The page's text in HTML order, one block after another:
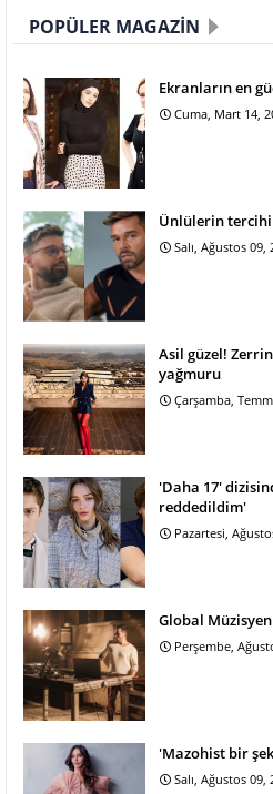
POPÜLER MAGAZIN
Ekranların en
Cuma, Mart 14,
Ünlülerin
Salı, Ağustos 09,
Asil güzel!
yağmuru
Çarşamba,
'Daha 17'
reddedildim'
Pazartesi,
Global
Perşembe,
'Mazohist bir
Salı, Ağustos 09,